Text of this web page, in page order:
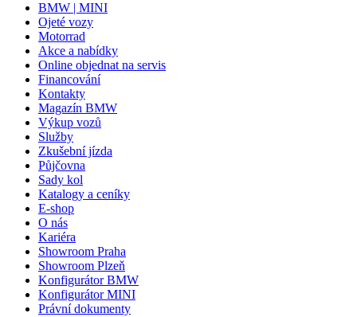
BMW | MINI
Ojeté vozy
Motorrad
Akce a nabídky
Online objednat na servis
Financování
Kontakty
Magazín BMW
Výkup vozů
Služby
Zkušební jízda
Půjčovna
Sady kol
Katalogy a ceníky
E-shop
O nás
Kariéra
Showroom Praha
Showroom Plzeň
Konfigurátor BMW
Konfigurátor MINI
Právní dokumenty